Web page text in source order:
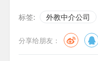
标签: 外教中介公司
分享给朋友：